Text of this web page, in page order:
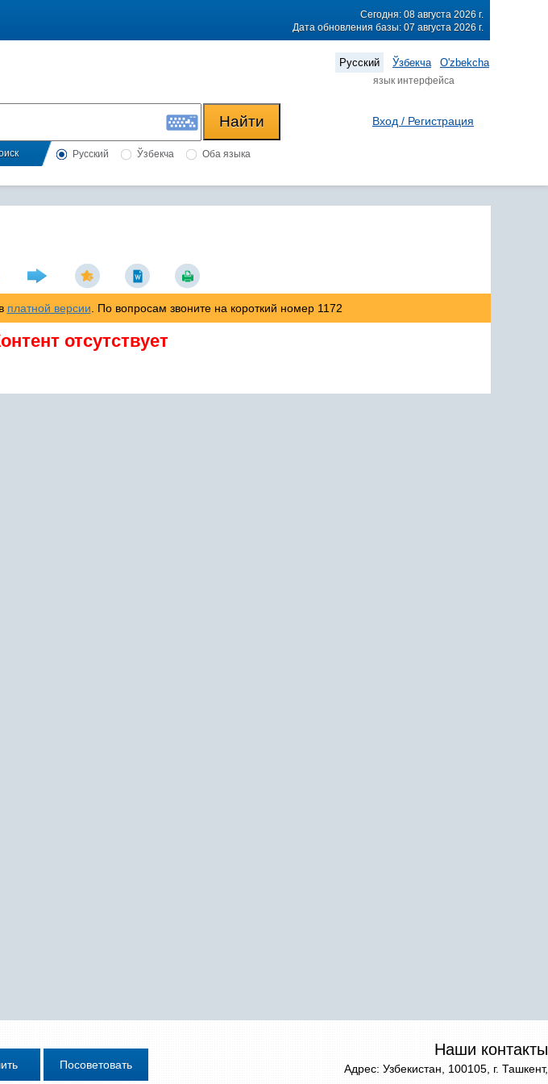
Сегодня: 08 августа 2026 г.
Дата обновления базы: 07 августа 2026 г.
Русский Ўзбекча O'zbekcha
язык интерфейса
Русский Ўзбекча Оба языка
Вход / Регистрация
платной версии . По вопросам звоните на короткий номер 1172
отсутствует
Наши контакты
Адрес: Узбекистан, 100105, г. Ташкент,